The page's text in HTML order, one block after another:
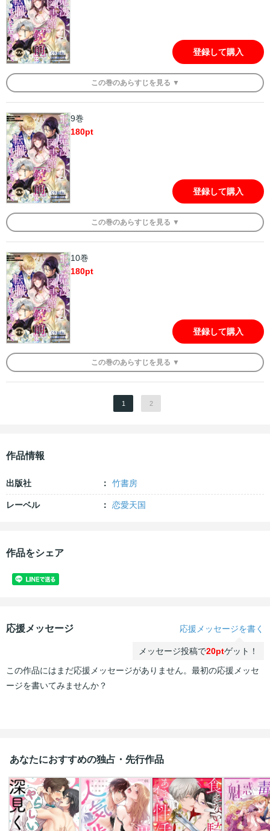
登録して購入
この巻のあらすじを 見る ▼
9巻
180pt
登録して購入
この巻のあらすじを 見る ▼
10巻
180pt
登録して購入
この巻のあらすじを 見る ▼
1 2
作品情報
出版社 竹書房
レーベル 恋愛天国
作品をシェア
応援メッセージ 応援メッセージを書く
メッセージ投稿で20ptゲット！
この作品にはまだ応援メッセージがありません。最初の応援メッセ
ージを書いてみませんか？
あなたにおすすめの独占・先行作品